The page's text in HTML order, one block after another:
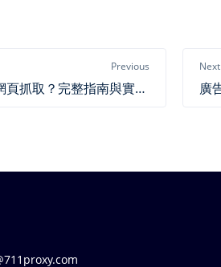
Previous
如何合法進行網頁抓取？完整指南與實用工具
Next